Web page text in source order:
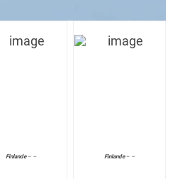
Finlande– – Finlande– –